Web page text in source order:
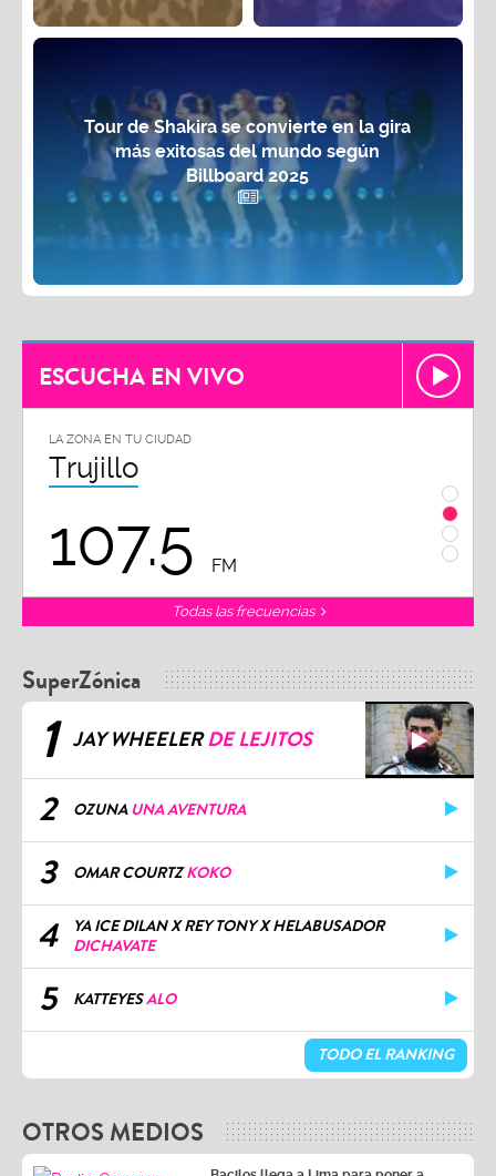
Tour de Shakira se convierte en la gira
más exitosas del mundo según
Billboard 2025
ESCUCHA EN VIVO
LA ZONA EN TU CIUDAD
Trujillo
107.5 FM
Todas las frecuencias
SuperZónica
1 JAY WHEELERDE LEJITOS
2 OZUNA UNA AVENTURA
3 OMAR COURTZKOKO
4
YA ICE DILAN X REY TONY X HELABUSADOR
DICHAVATE
5 KATTEYESALO
TODO EL RANKING
OTROS MEDIOS